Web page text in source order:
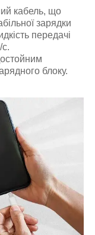
кабель, що
зарядки
передачі
блоку.